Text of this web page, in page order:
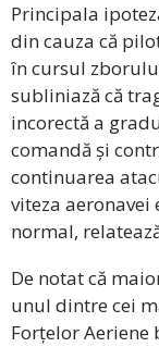
Principala
din cauza că
în cursul
subliniază că
incorectă a
comandă și
continuarea
viteza
normal,
De notat că
unul dintre cei
Forțelor Aeriene